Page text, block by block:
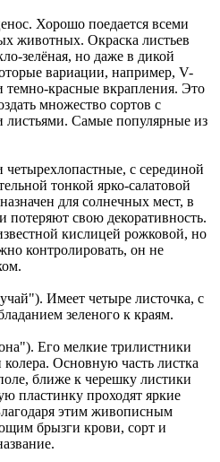
Хорошо поедается всеми
животных. Окраска листьев
зелёная, но даже в дикой
вариации, например, V-
темно-красные вкрапления. Это
множество сортов с
Самые популярные из
четырехлопастные, с серединой
тонкой ярко-салатовой
для солнечных мест, в
потеряют свою декоративность.
кислицей рожковой, но
контролировать, он не
Имеет четыре листочка, с
зеленого к краям.
Его мелкие трилистники
колера. Основную часть листка
ближе к черешку листики
пластинку проходят яркие
этим живописным
брызги крови, сорт и